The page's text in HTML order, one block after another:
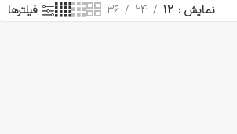
نمایش 12
24
36 فیلترها